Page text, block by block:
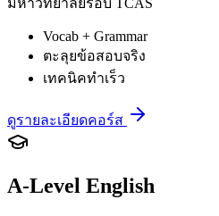
มหาวิทยาลัยรอบ TCAS
Vocab + Grammar
ตะลุยข้อสอบจริง
เทคนิคทำเร็ว
ดูรายละเอียดคอร์ส
A-Level English